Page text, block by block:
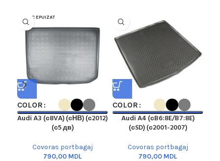
STOC EPUIZAT
COLOR
Audi A3 (с8VA) (сНВ) (с2012)
(с5 дв)
Covoras portbagaj
MDL
COLOR
Audi A4 (сB6:8E/B7:8E)
(сSD) (с2001-2007)
Covoras portbagaj
MDL